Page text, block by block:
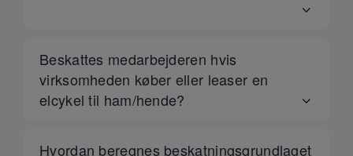
Beskattes medarbejderen hvis
virksomheden køber eller leaser en
elcykel til ham/hende?
Hvordan beregnes beskatningsgrundlaget